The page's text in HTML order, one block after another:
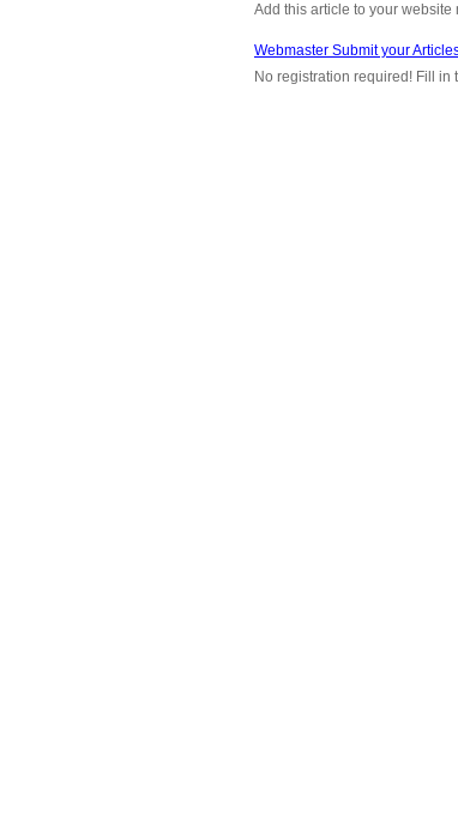
Add this article to your website
Webmaster Submit your
No registration required! Fill in